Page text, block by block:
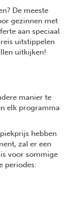
De meeste
gezinnen met
aan speciaal
uitstippelen
uitkijken!
manier te
elk programma
hebben
zal er een
voor sommige
periodes: